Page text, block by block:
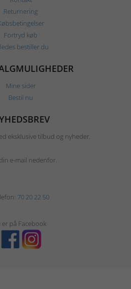
Returnering
Fortryd køb
bestiller du
Mine sider
Bestil nu
eksklusive tilbud og nyheder.
e-mail nedenfor.
70 20 22 50
er på Facebook